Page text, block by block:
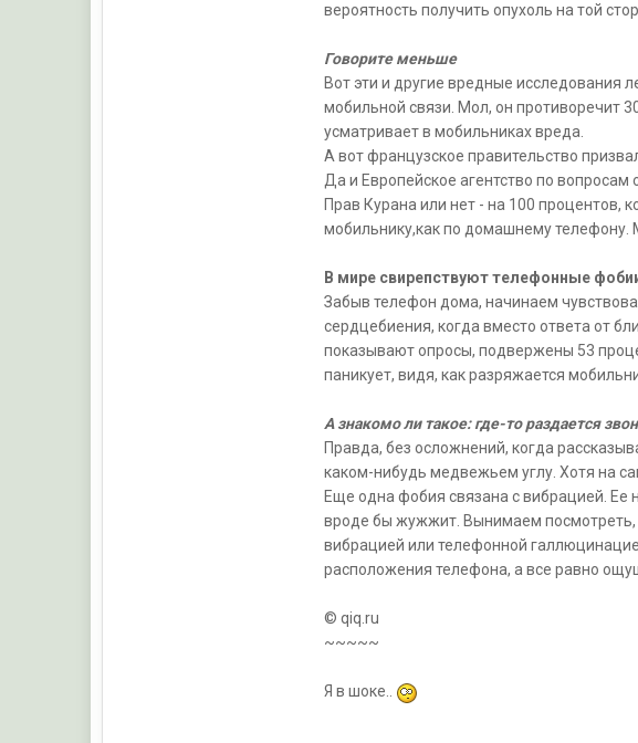
вероятность получить опухоль на той
Говорите меньше
Вот эти и другие вредные исследования
мобильной связи. Мол, он противоречит
усматривает в мобильниках вреда.
А вот французское правительство
Да и Европейское агентство по
Прав Курана или нет - на 100 процентов,
мобильнику,как по домашнему телефону.
В мире свирепствуют телефонные
Забыв телефон дома, начинаем
сердцебиения, когда вместо ответа от
показывают опросы, подвержены 53
паникует, видя, как разряжается
А знакомо ли такое: где-то раздается
Правда, без осложнений, когда
каком-нибудь медвежьем углу. Хотя на
Еще одна фобия связана с вибрацией.
вроде бы жужжит. Вынимаем посмотреть,
вибрацией или телефонной
расположения телефона, а все равно
© qiq.ru
~~~~~
Я в шоке..